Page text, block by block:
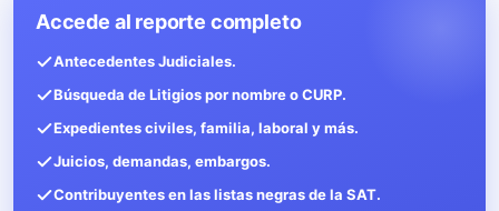
Accede al reporte completo
Antecedentes Judiciales.
Búsqueda de Litigios por nombre o CURP.
Expedientes civiles, familia, laboral y más.
Juicios, demandas, embargos.
Contribuyentes en las listas negras de la SAT.